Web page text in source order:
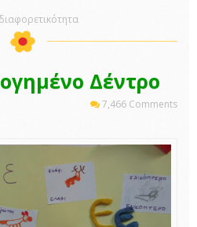
διαφορετικότητα
Δέντρο
7,466 Comments